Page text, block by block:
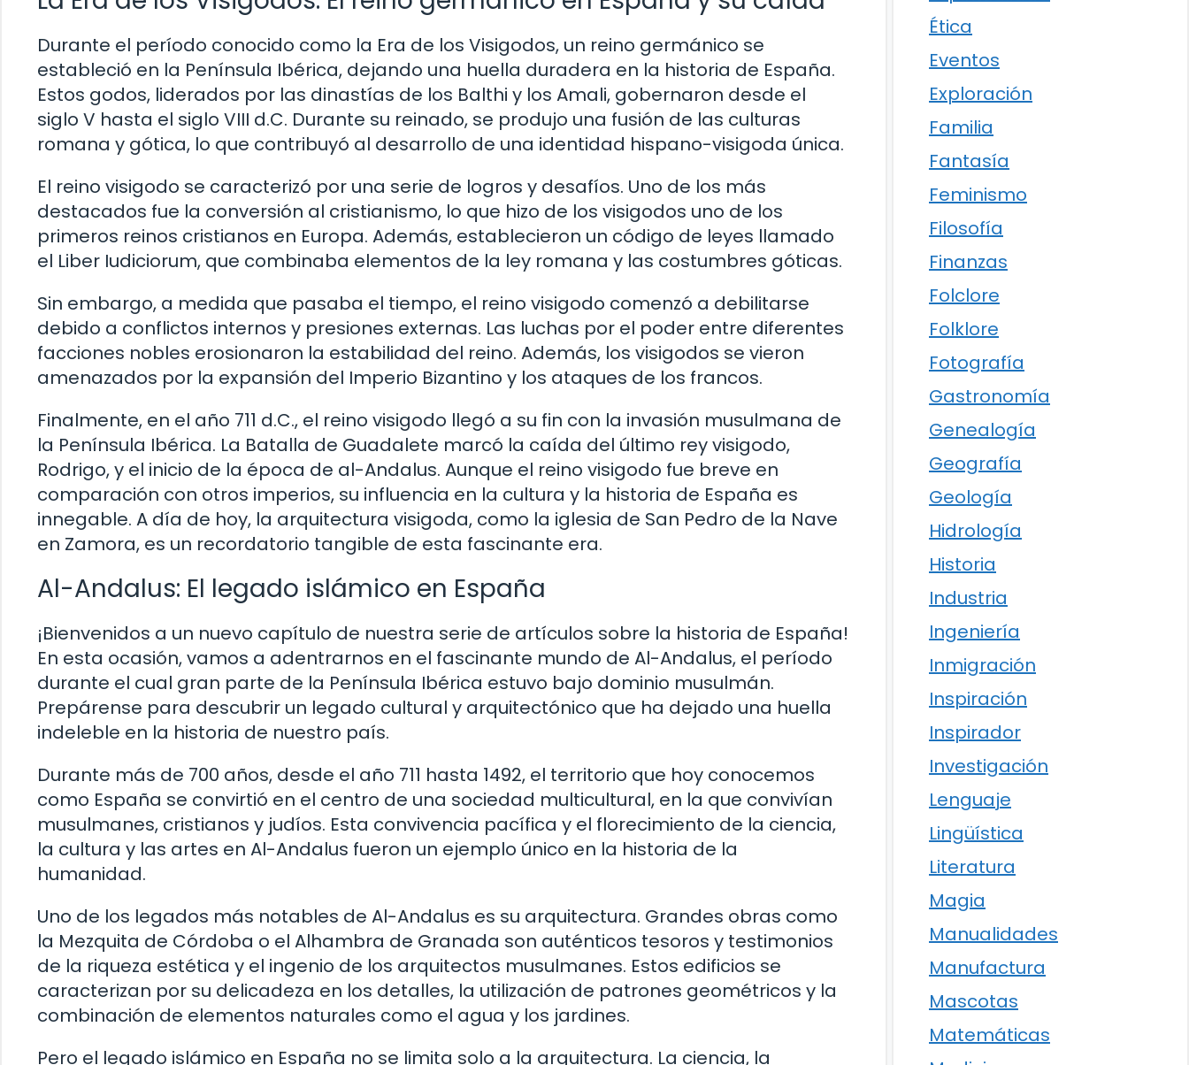
Durante el período conocido como la Era de los Visigodos, un reino germánico se
estableció en la Península Ibérica, dejando una huella duradera en la historia de España.
Estos godos, liderados por las dinastías de los Balthi y los Amali, gobernaron desde el
siglo V hasta el siglo VIII d.C. Durante su reinado, se produjo una fusión de las culturas
romana y gótica, lo que contribuyó al desarrollo de una identidad hispano-visigoda única.
El reino visigodo se caracterizó por una serie de logros y desafíos. Uno de los más
destacados fue la conversión al cristianismo, lo que hizo de los visigodos uno de los
primeros reinos cristianos en Europa. Además, establecieron un código de leyes llamado
el Liber Iudiciorum, que combinaba elementos de la ley romana y las costumbres góticas.
Sin embargo, a medida que pasaba el tiempo, el reino visigodo comenzó a debilitarse
debido a conflictos internos y presiones externas. Las luchas por el poder entre diferentes
facciones nobles erosionaron la estabilidad del reino. Además, los visigodos se vieron
amenazados por la expansión del Imperio Bizantino y los ataques de los francos.
Finalmente, en el año 711 d.C., el reino visigodo llegó a su fin con la invasión musulmana de
la Península Ibérica. La Batalla de Guadalete marcó la caída del último rey visigodo,
Rodrigo, y el inicio de la época de al-Andalus. Aunque el reino visigodo fue breve en
comparación con otros imperios, su influencia en la cultura y la historia de España es
innegable. A día de hoy, la arquitectura visigoda, como la iglesia de San Pedro de la Nave
en Zamora, es un recordatorio tangible de esta fascinante era.
Al-Andalus: El legado islámico en España
¡Bienvenidos a un nuevo capítulo de nuestra serie de artículos sobre la historia de España!
En esta ocasión, vamos a adentrarnos en el fascinante mundo de Al-Andalus, el período
durante el cual gran parte de la Península Ibérica estuvo bajo dominio musulmán.
Prepárense para descubrir un legado cultural y arquitectónico que ha dejado una huella
indeleble en la historia de nuestro país.
Durante más de 700 años, desde el año 711 hasta 1492, el territorio que hoy conocemos
como España se convirtió en el centro de una sociedad multicultural, en la que convivían
musulmanes, cristianos y judíos. Esta convivencia pacífica y el florecimiento de la ciencia,
la cultura y las artes en Al-Andalus fueron un ejemplo único en la historia de la
humanidad.
Uno de los legados más notables de Al-Andalus es su arquitectura. Grandes obras como
la Mezquita de Córdoba o el Alhambra de Granada son auténticos tesoros y testimonios
de la riqueza estética y el ingenio de los arquitectos musulmanes. Estos edificios se
caracterizan por su delicadeza en los detalles, la utilización de patrones geométricos y la
combinación de elementos naturales como el agua y los jardines.
Pero el legado islámico en España no se limita solo a la arquitectura. La ciencia, la
Ética
Eventos
Exploración
Familia
Fantasía
Feminismo
Filosofía
Finanzas
Folclore
Folklore
Fotografía
Gastronomía
Genealogía
Geografía
Geología
Hidrología
Historia
Industria
Ingeniería
Inmigración
Inspiración
Inspirador
Investigación
Lenguaje
Lingüística
Literatura
Magia
Manualidades
Manufactura
Mascotas
Matemáticas